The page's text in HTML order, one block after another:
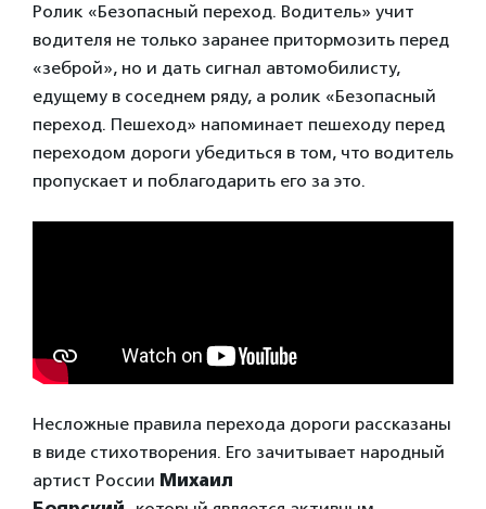
Ролик «Безопасный переход. Водитель» учит
водителя не только заранее притормозить перед
«зеброй», но и дать сигнал автомобилисту,
едущему в соседнем ряду, а ролик «Безопасный
переход. Пешеход» напоминает пешеходу перед
переходом дороги убедиться в том, что водитель
пропускает и поблагодарить его за это.
Несложные правила перехода дороги рассказаны
в виде стихотворения. Его зачитывает народный
артист России Михаил